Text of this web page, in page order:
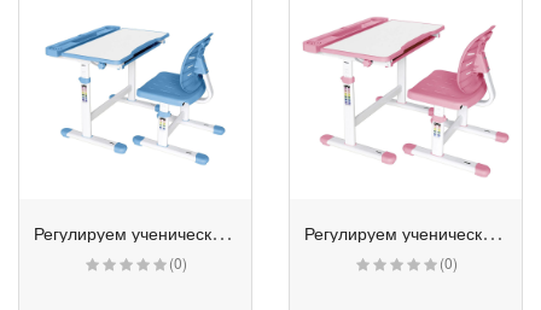
Р
егулируем ученически комплект чин и стол - Ergo Tech 403X син
(0)
Р
егулируем ученически комплект чин и стол - Ergo Tech 403X розов
(0)